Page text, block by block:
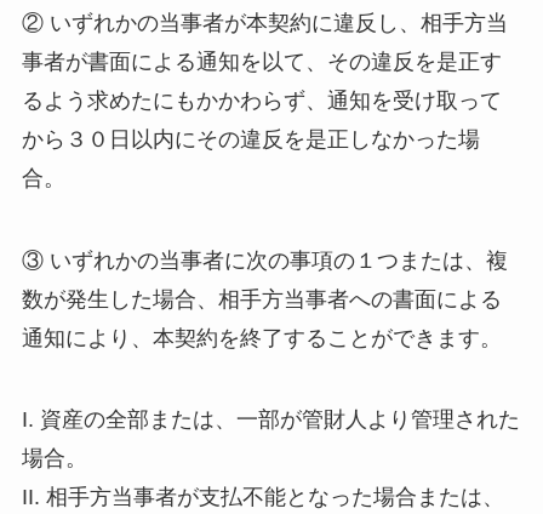
② いずれかの当事者が本契約に違反し、相手方当
事者が書面による通知を以て、その違反を是正す
るよう求めたにもかかわらず、通知を受け取って
から３０日以内にその違反を是正しなかった場
合。
③ いずれかの当事者に次の事項の１つまたは、複
数が発生した場合、相手方当事者への書面による
通知により、本契約を終了することができます。
I. 資産の全部または、一部が管財人より管理された
場合。
II. 相手方当事者が支払不能となった場合または、